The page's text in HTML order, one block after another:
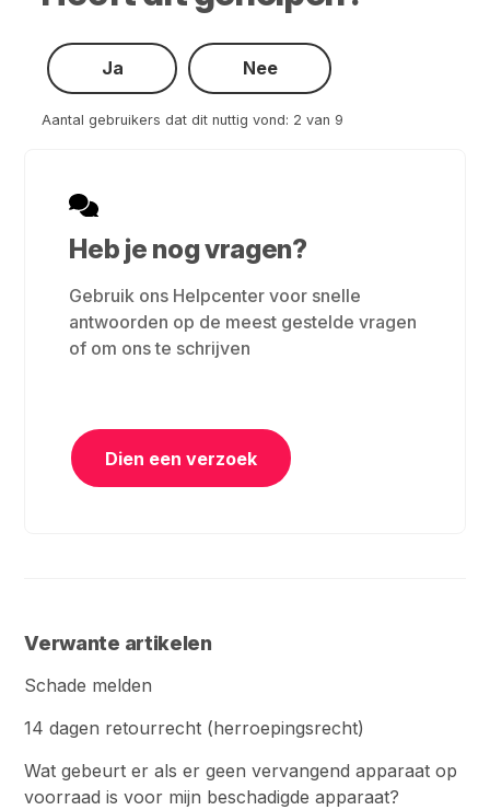
Ja Nee
Aantal gebruikers dat dit nuttig vond: 2 van 9
Heb je nog vragen?
Gebruik ons Helpcenter voor snelle
antwoorden op de meest gestelde vragen
of om ons te schrijven
Dien een verzoek
Verwante artikelen
Schade melden
14 dagen retourrecht (herroepingsrecht)
Wat gebeurt er als er geen vervangend apparaat op
voorraad is voor mijn beschadigde apparaat?